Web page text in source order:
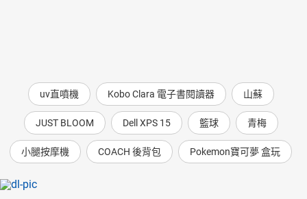
uv直噴機 Kobo Clara 電子書閱讀器 山蘇
JUST BLOOM Dell XPS 15 籃球 青梅
小腿按摩機 COACH 後背包 Pokemon寶可夢 盒玩